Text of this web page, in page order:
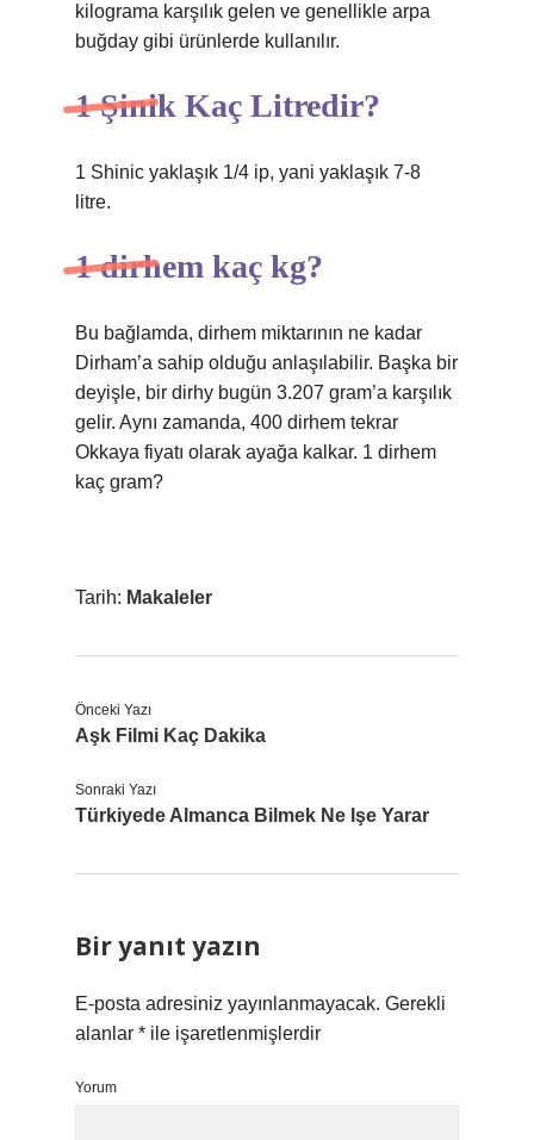
kilograma karşılık gelen ve genellikle arpa
buğday gibi ürünlerde kullanılır.
1 Şinik Kaç Litredir?
1 Shinic yaklaşık 1/4 ip, yani yaklaşık 7-8
litre.
1 dirhem kaç kg?
Bu bağlamda, dirhem miktarının ne kadar
Dirham’a sahip olduğu anlaşılabilir. Başka bir
deyişle, bir dirhy bugün 3.207 gram’a karşılık
gelir. Aynı zamanda, 400 dirhem tekrar
Okkaya fiyatı olarak ayağa kalkar. 1 dirhem
kaç gram?
Tarih: Makaleler
Önceki Yazı
Aşk Filmi Kaç Dakika
Sonraki Yazı
Türkiyede Almanca Bilmek Ne Işe Yarar
Bir yanıt yazın
E-posta adresiniz yayınlanmayacak. Gerekli
alanlar * ile işaretlenmişlerdir
Yorum